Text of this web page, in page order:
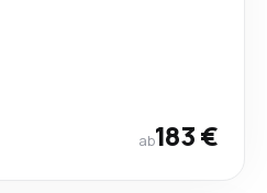
ab183 €